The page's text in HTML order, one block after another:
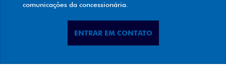
comunicações da concessionária.
ENTRAR EM CONTATO